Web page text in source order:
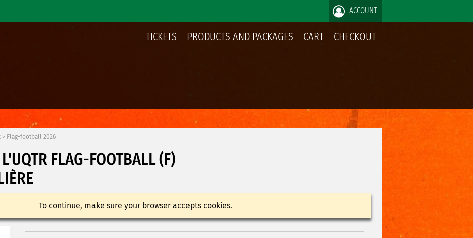
ACCOUNT
TICKETS PRODUCTS AND PACKAGES CART CHECKOUT
> Flag-football 2026
FLAG-FOOTBALL (F)
To continue, make sure your browser accepts cookies.